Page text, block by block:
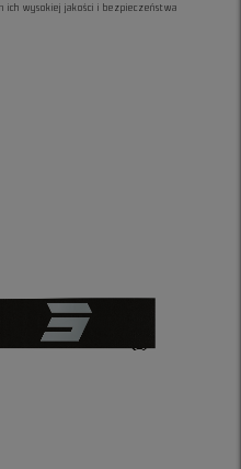
ich wysokiej jakości i bezpieczeństwa